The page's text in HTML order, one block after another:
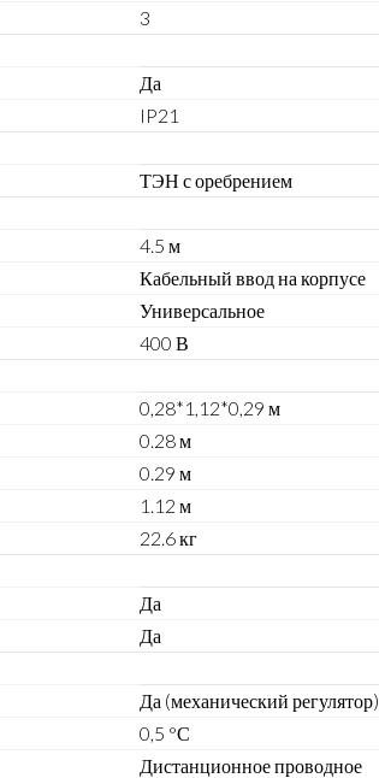
3
Да
IP21
ТЭН с оребрением
4.5 м
Кабельный ввод на корпусе
Универсальное
400 В
0,28*1,12*0,29 м
0.28 м
0.29 м
1.12 м
22.6 кг
Да
Да
Да (механический регулятор)
0,5 °С
Дистанционное проводное